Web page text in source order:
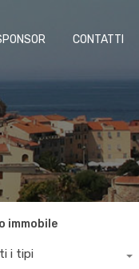
CONTATTI
immobile
i tipi